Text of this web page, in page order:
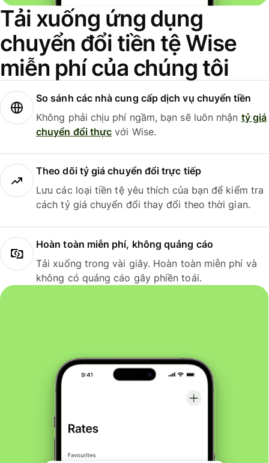
Tải xuống ứng dụng
chuyển đổi tiền tệ Wise
miễn phí của chúng tôi
So sánh các nhà cung cấp dịch vụ chuyển tiền
Không phải chịu phí ngầm, bạn sẽ luôn nhận tỷ giá
chuyển đổi thực với Wise.
Theo dõi tỷ giá chuyển đổi trực tiếp
Lưu các loại tiền tệ yêu thích của bạn để kiểm tra
cách tỷ giá chuyển đổi thay đổi theo thời gian.
Hoàn toàn miễn phí, không quảng cáo
Tải xuống trong vài giây. Hoàn toàn miễn phí và
không có quảng cáo gây phiền toái.